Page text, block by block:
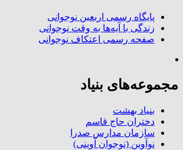
پایگاه رسمی اربعین نوجوانی
زندگی با آیه‌ها به وقت نوجوانی
صفحه رسمی اعتکاف نوجوانی
مجموعه‌های بنیاد
بنیاد بهشت
دختران حاج قاسم
سازمان مدارس صدرا
نوآوین (نوجوان آوینی)